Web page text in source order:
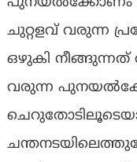
ചുറ്റളവ് വരുന്ന
ഒഴുകി നീങ്ങുന്നത്
വരുന്ന